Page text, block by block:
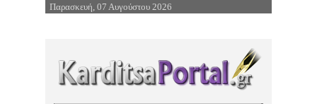
Επιστροφή στην Πλοήγηση
Παρασκευή, 07 Αυγούστου 2026